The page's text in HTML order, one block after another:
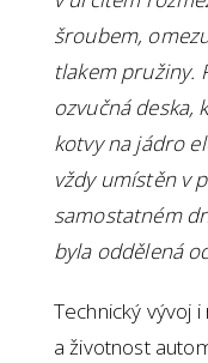
šroubem,
tlakem pružiny.
ozvučná deska,
kotvy na jádro
vždy umístěn v
samostatném
byla oddělená
Technický vývoj
a životnost